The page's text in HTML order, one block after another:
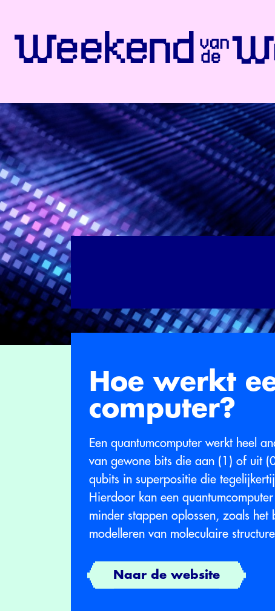
Hoe werkt
computer?
Een quantumcomputer werkt heel
van gewone bits die aan (1) of uit
qubits in superpositie die
Hierdoor kan een
minder stappen oplossen, zoals het
modelleren van moleculaire
Naar de website